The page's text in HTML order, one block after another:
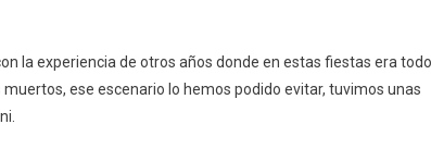
la experiencia de otros años donde en estas fiestas era todo
ese escenario lo hemos podido evitar, tuvimos unas